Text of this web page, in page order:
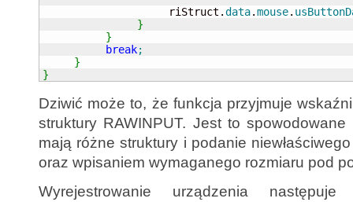
                    riStruct.
data.mouse.
}
}
break;
}
}
Dziwić może to, że funkcja przyjmuje
struktury RAWINPUT. Jest to
mają różne struktury i podanie
oraz wpisaniem wymaganego rozmiaru pod
Wyrejestrowanie urządzenia